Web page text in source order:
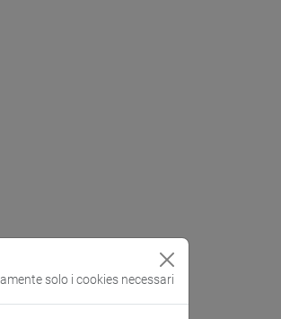
solo i cookies necessari